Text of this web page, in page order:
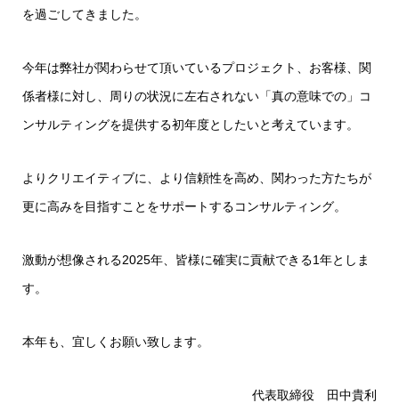
を過ごしてきました。
今年は弊社が関わらせて頂いているプロジェクト、お客様、関
係者様に対し、周りの状況に左右されない「真の意味での」コ
ンサルティングを提供する初年度としたいと考えています。
よりクリエイティブに、より信頼性を高め、関わった方たちが
更に高みを目指すことをサポートするコンサルティング。
激動が想像される2025年、皆様に確実に貢献できる1年としま
す。
本年も、宜しくお願い致します。
代表取締役 田中貴利